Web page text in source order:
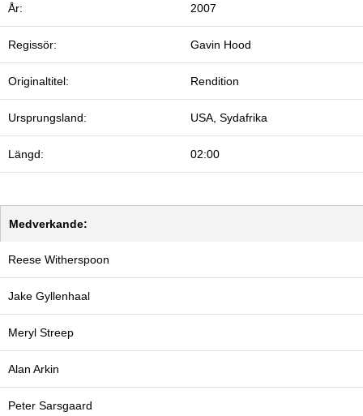
År: 2007
Regissör: Gavin Hood
Originaltitel: Rendition
Ursprungsland: USA, Sydafrika
Längd: 02:00
Medverkande:
Reese Witherspoon
Jake Gyllenhaal
Meryl Streep
Alan Arkin
Peter Sarsgaard